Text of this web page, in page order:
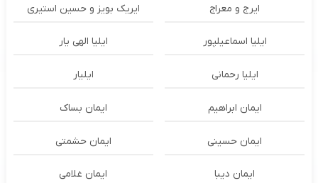
ایرج و معراج ایریک بویز و حسین استیری
ایلیا اسماعیلپور ایلیا الهی یار
ایلیا رحمانی ایلیار
ایمان ابراهیم ایمان بساک
ایمان حسینی ایمان حشمتی
ایمان دیبا ایمان غلامی